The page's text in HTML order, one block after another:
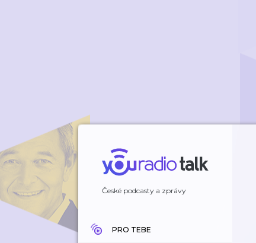
České podcasty a zprávy
PRO TEBE